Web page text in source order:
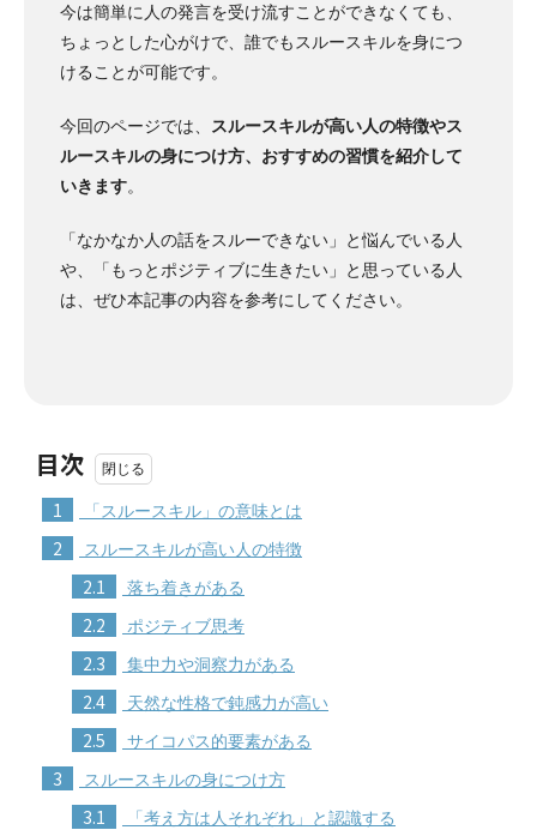
今は簡単に人の発言を受け流すことができなくても、
ちょっとした心がけで、誰でもスルースキルを身につ
けることが可能です。
今回のページでは、
スルースキルが高い人の特徴やス
ルースキルの身につけ方、おすすめの習慣を紹介して
いきます。
「なかなか人の話をスルーできない」と悩んでいる人
や、「もっとポジティブに生きたい」と思っている人
は、ぜひ本記事の内容を参考にしてください。
目次
1 「スルースキル」の意味とは
2 スルースキルが高い人の特徴
2.1 落ち着きがある
2.2 ポジティブ思考
2.3 集中力や洞察力がある
2.4 天然な性格で鈍感力が高い
2.5 サイコパス的要素がある
3 スルースキルの身につけ方
3.1 「考え方は人それぞれ」と認識する